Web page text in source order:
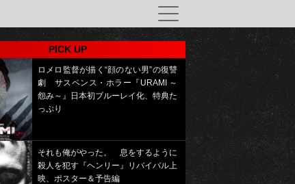
PICK UP
ロメロ監督が描く“顔のない男”の復讐
劇 サスペンス・ホラー『URAMI ～
怨み～』日本初ブルーレイ化、特典た
っぷり
それも俺がやった。 息をするように
殺人を犯す『ヘンリー』リバイバル上
映、ポスター＆予告編